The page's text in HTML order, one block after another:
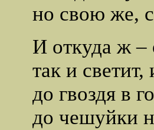
но свою же,
И откуда ж –
так и светит,
до гвоздя в
до чешуйки